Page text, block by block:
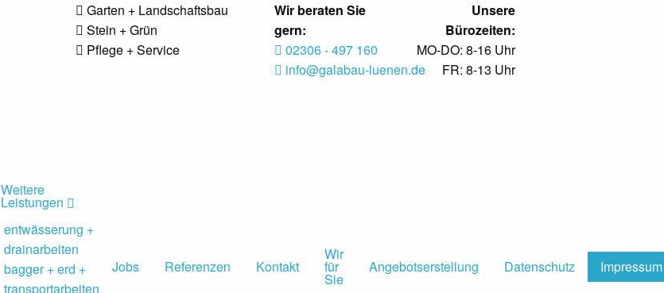
Garten + Landschaftsbau
Stein + Grün
Pflege + Service
Wir beraten Sie
gern:
02306 - 497 160
info@galabau-luenen.de
Unsere
Bürozeiten:
MO-DO: 8-16 Uhr
FR: 8-13 Uhr
Weitere
Leistungen
entwässerung +
drainarbeiten
bagger + erd +
transportarbeiten
Jobs Referenzen Kontakt
Wir
für
Sie
Angebotserstellung Datenschutz Impressum